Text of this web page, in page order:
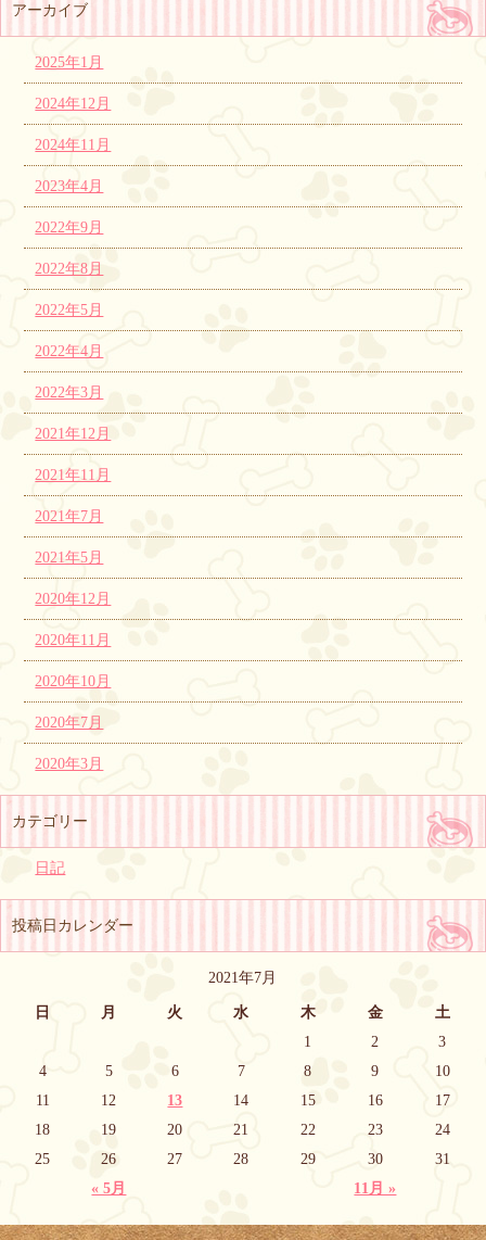
アーカイブ
2025年1月
2024年12月
2024年11月
2023年4月
2022年9月
2022年8月
2022年5月
2022年4月
2022年3月
2021年12月
2021年11月
2021年7月
2021年5月
2020年12月
2020年11月
2020年10月
2020年7月
2020年3月
カテゴリー
日記
投稿日カレンダー
2021年7月
日 月 火 水 木 金 土
« 5月 11月 »
1 2
3
4
5 6 7 8 9
10
11
12 13 14 15 16
17
18
19 20 21 22 23
24
25
26 27 28 29 30 31